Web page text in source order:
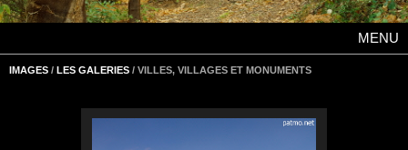
MENU
IMAGES / LES GALERIES / VILLES, VILLAGES ET MONUMENTS